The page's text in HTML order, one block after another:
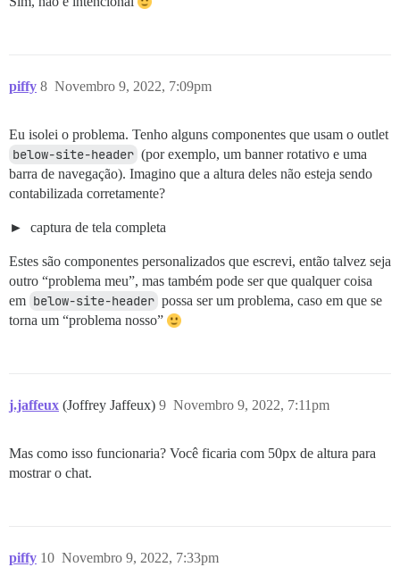
piffy Novembro 9, 2022, 7:09pm
8
Eu isolei o problema. Tenho alguns componentes que usam o outlet
below-site-header (por exemplo, um banner rotativo e uma
barra de navegação). Imagino que a altura deles não esteja sendo
contabilizada corretamente?
captura de tela completa
Estes são componentes personalizados que escrevi, então talvez seja
outro “problema meu”, mas também pode ser que qualquer coisa
em below-site-header possa ser um problema, caso em que se
torna um “problema nosso”
j.jaffeux (Joffrey Jaffeux) Novembro 9, 2022, 7:11pm
9
Mas como isso funcionaria? Você ficaria com 50px de altura para
mostrar o chat.
piffy Novembro 9, 2022, 7:33pm
10